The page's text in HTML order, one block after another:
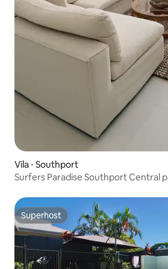
Vila ⋅ Southport
Surfers Paradise Southport Central
Superhost
Superhost